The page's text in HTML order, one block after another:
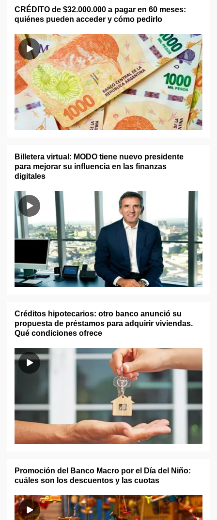
CRÉDITO de $32.000.000 a pagar en 60 meses:
quiénes pueden acceder y cómo pedirlo
Billetera virtual: MODO tiene nuevo presidente
para mejorar su influencia en las finanzas
digitales
Créditos hipotecarios: otro banco anunció su
propuesta de préstamos para adquirir viviendas.
Qué condiciones ofrece
Promoción del Banco Macro por el Día del Niño:
cuáles son los descuentos y las cuotas